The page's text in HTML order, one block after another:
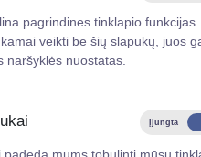
pagrindines tinklapio funkcijas.
veikti be šių slapukų, juos
naršyklės nuostatas.
Įjungta
2026-06-10
Nuo